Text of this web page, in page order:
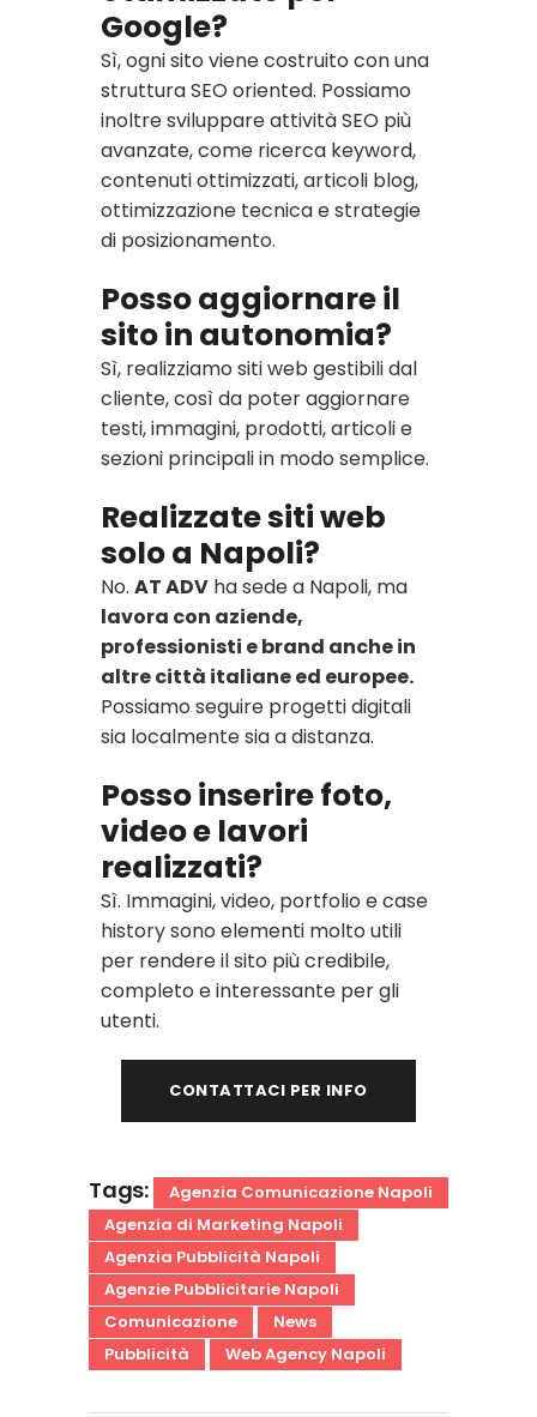
Google?
Sì, ogni sito viene costruito con una
struttura SEO oriented. Possiamo
inoltre sviluppare attività SEO più
avanzate, come ricerca keyword,
contenuti ottimizzati, articoli blog,
ottimizzazione tecnica e strategie
di posizionamento.
Posso aggiornare il
sito in autonomia?
Sì, realizziamo siti web gestibili dal
cliente, così da poter aggiornare
testi, immagini, prodotti, articoli e
sezioni principali in modo semplice.
Realizzate siti web
solo a Napoli?
No. AT ADV ha sede a Napoli, ma
lavora con aziende,
professionisti e brand anche in
altre città italiane ed europee.
Possiamo seguire progetti digitali
sia localmente sia a distanza.
Posso inserire foto,
video e lavori
realizzati?
Sì. Immagini, video, portfolio e case
history sono elementi molto utili
per rendere il sito più credibile,
completo e interessante per gli
utenti.
CONTATTACI PER INFO
Tags:
Agenzia Comunicazione Napoli
Agenzia di Marketing Napoli
Agenzia Pubblicità Napoli
Agenzie Pubblicitarie Napoli
Comunicazione
News
Pubblicità
Web Agency Napoli